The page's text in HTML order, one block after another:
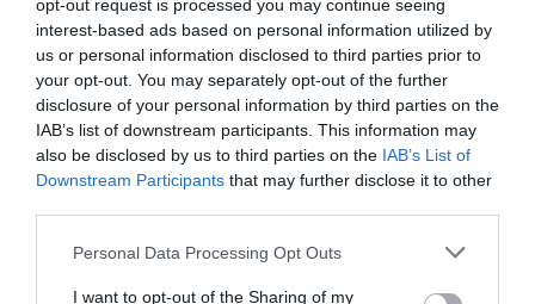
opt-out request is processed you may continue seeing
interest-based ads based on personal information utilized by
us or personal information disclosed to third parties prior to
your opt-out. You may separately opt-out of the further
disclosure of your personal information by third parties on the
IAB’s list of downstream participants. This information may
also be disclosed by us to third parties on the IAB’s List of
Downstream Participants that may further disclose it to other
Please note that this website/app uses one or more Google
not limited to your visit or usage behaviour. You may click to
Personal Data Processing Opt Outs
I want to opt-out of the Sharing of my